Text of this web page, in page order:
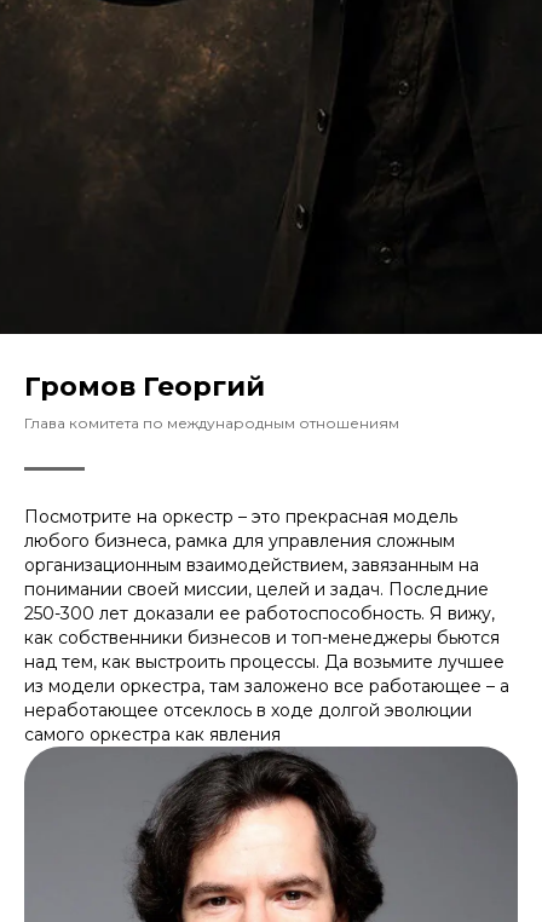
Громов Георгий
Глава комитета по международным отношениям
Посмотрите на оркестр – это прекрасная модель
любого бизнеса, рамка для управления сложным
организационным взаимодействием, завязанным на
понимании своей миссии, целей и задач. Последние
250-300 лет доказали ее работоспособность. Я вижу,
как собственники бизнесов и топ-менеджеры бьются
над тем, как выстроить процессы. Да возьмите лучшее
из модели оркестра, там заложено все работающее – а
неработающее отсеклось в ходе долгой эволюции
самого оркестра как явления